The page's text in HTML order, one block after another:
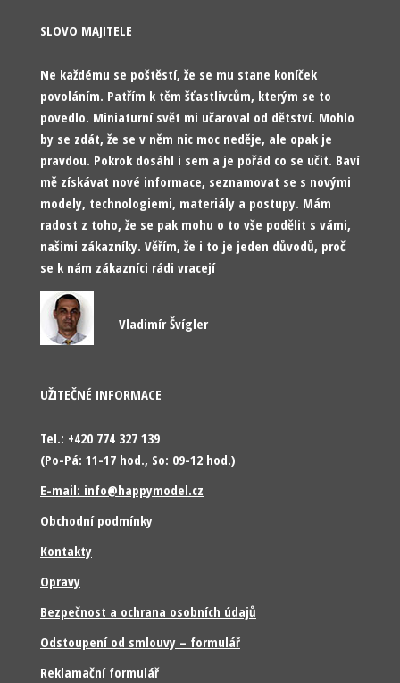
SLOVO MAJITELE
Ne každému se poštěstí, že se mu stane koníček
povoláním. Patřím k těm šťastlivcům, kterým se to
povedlo. Miniaturní svět mi učaroval od dětství. Mohlo
by se zdát, že se v něm nic moc neděje, ale opak je
pravdou. Pokrok dosáhl i sem a je pořád co se učit. Baví
mě získávat nové informace, seznamovat se s novými
modely, technologiemi, materiály a postupy. Mám
radost z toho, že se pak mohu o to vše podělit s vámi,
našimi zákazníky. Věřím, že i to je jeden důvodů, proč
se k nám zákazníci rádi vracejí
Vladimír Švígler
UŽITEČNÉ INFORMACE
Tel.: +420 774 327 139
(Po-Pá: 11-17 hod., So: 09-12 hod.)
E-mail: info@happymodel.cz
Obchodní podmínky
Kontakty
Opravy
Bezpečnost a ochrana osobních údajů
Odstoupení od smlouvy – formulář
Reklamační formulář